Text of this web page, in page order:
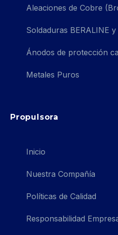
Aleaciones de Cobre
Soldaduras BERALINE
Ánodos de protección
Metales Puros
Propulsora
Inicio
Nuestra Compañía
Políticas de Calidad
Responsabilidad